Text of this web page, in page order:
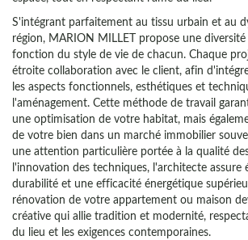
S'intégrant parfaitement au tissu urbain et au
région, MARION MILLET propose une
fonction du style de vie de chacun. Chaque
étroite collaboration avec le client, afin
les aspects fonctionnels, esthétiques et
l'aménagement. Cette méthode de travail
une optimisation de votre habitat, mais
de votre bien dans un marché immobilier
une attention particulière portée à la qualité
l'innovation des techniques, l'architecte assure
durabilité et une efficacité énergétique
rénovation de votre appartement ou maison
créative qui allie tradition et modernité,
du lieu et les exigences contemporaines.